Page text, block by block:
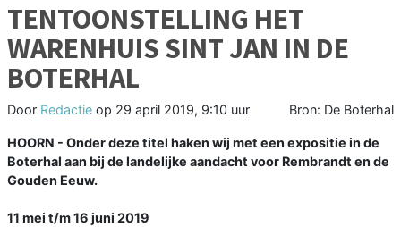
TENTOONSTELLING HET
WARENHUIS SINT JAN IN DE
BOTERHAL
Door Redactie op 29 april 2019, 9:10 uur Bron: De Boterhal
HOORN - Onder deze titel haken wij met een expositie in de
Boterhal aan bij de landelijke aandacht voor Rembrandt en de
Gouden Eeuw.
11 mei t/m 16 juni 2019